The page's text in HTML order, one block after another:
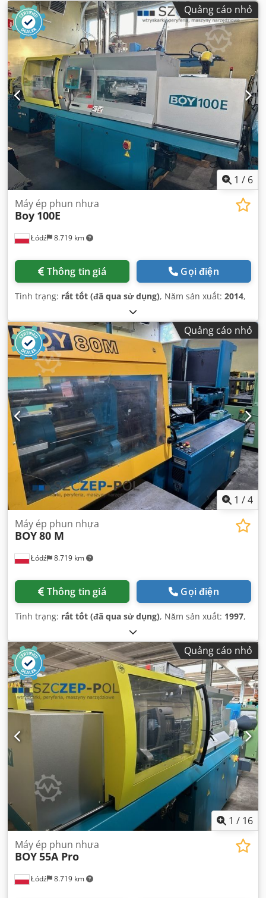
Quảng cáo nhỏ
1 / 6
Łódź 8.719 km
Máy ép phun nhựa
Boy 100E
Thông tin giá Gọi điện
Tình trạng: rất tốt (đã qua sử dụng), Năm sản xuất: 2014,
Quảng cáo nhỏ
1 /4
Łódź 8.719 km
Máy ép phun nhựa
BOY80 M
Thông tin giá Gọi điện
Tình trạng: rất tốt (đã qua sử dụng), Năm sản xuất: 1997,
Quảng cáo nhỏ
1 / 16
Łódź 8.719 km
Máy ép phun nhựa
BOY55A Pro